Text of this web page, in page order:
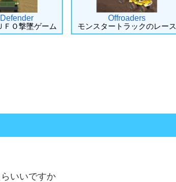
ＦＯ撃墜ゲーム
Offroaders
モンスタートラックのレース
いいですか